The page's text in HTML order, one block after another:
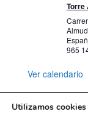
Torre
965
Ver calendario
Utilizamos